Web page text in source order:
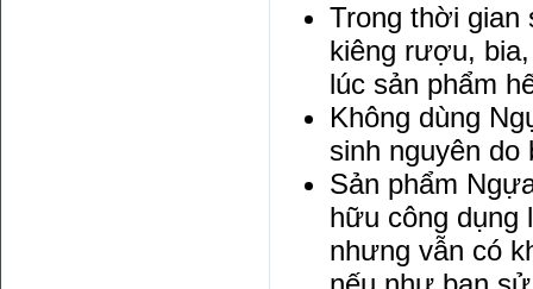
Trong thời gian
kiêng rượu,
lúc sản phẩm
Không dùng
sinh nguyên do
Sản phẩm
hữu công dụng
nhưng vẫn có